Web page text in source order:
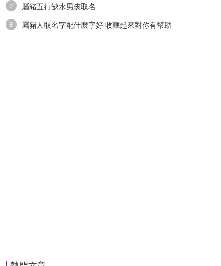
7 屬豬五行缺水男孩取名
8 屬豬人取名字配什麼字好 收藏起來對你有幫助